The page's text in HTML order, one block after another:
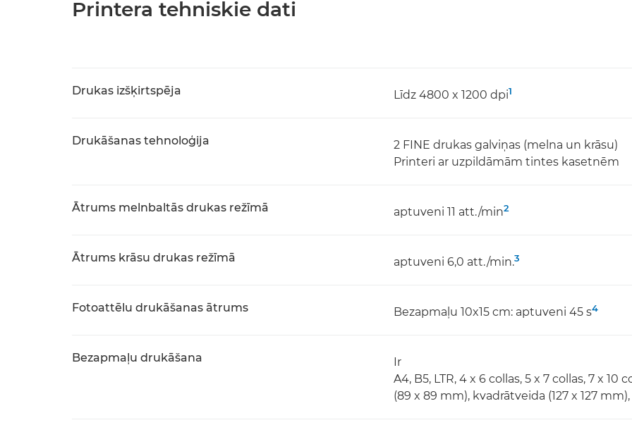
Printera tehniskie dati
Drukas izšķirtspēja Līdz 4800 x 1200 dpi1
Drukāšanas tehnoloģija
2 FINE drukas galviņas (melna un krāsu)
Printeri ar uzpildāmām tintes kasetnēm
Ātrums melnbaltās drukas režīmā aptuveni 11 att./min2
Ātrums krāsu drukas režīmā aptuveni 6,0 att./min.3
Fotoattēlu drukāšanas ātrums Bezapmaļu 10x15 cm: aptuveni 45 s4
Bezapmaļu drukāšana
Ir
A4, B5, LTR, 4 x 6 collas, 5 x 7 collas, 7 x 10
(89 x 89 mm), kvadrātveida (127 x 127